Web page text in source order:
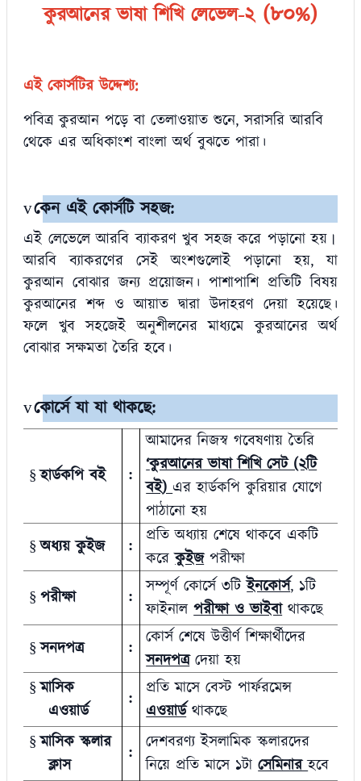
কুরআনের ভাষা শিখি লেভেল-২(৮০%)
এই কোর্সটির উদ্দেশ্য:
পবিত্র কুরআন পড়ে বা তেলাওয়াত শুনে,সরাসরি আরবি
থেকে এর অধিকাংশ বাংলা অর্থ বুঝতে পারা।
vকেন এই কোর্সটি সহজ:
এই লেভেলে আরবি ব্যাকরণ খুব সহজ করে পড়ানো হয় ।
আরবি ব্যাকরণের সেই অংশগুলোই পড়ানো হয়, যা
কুরআন বোঝার জন্য প্রয়োজন। পাশাপাশি প্রতিটি বিষয়
কুরআনের শব্দ ও আয়াত দ্বারা উদাহরণ দেয়া হয়েছে।
ফলে খুব সহজেই অনুশীলনের মাধ্যমে কুরআনের অর্থ
বোঝার সক্ষমতা তৈরি হবে।
vকোর্সে যা যা থাকছে:
§ হার্ডকপি বই :
আমাদের নিজস্ব গবেষণায় তৈরি
‘কুরআনের ভাষা শিখি সেট (২টি
বই) এর হার্ডকপি কুরিয়ার যোগে
পাঠানো হয়
§ অধ্যয় কুইজ :
প্রতি অধ্যায় শেষে থাকবে একটি
করেকুইজপরীক্ষা
§ পরীক্ষা : সম্পূর্ণ কোর্সে ৩টিইনকোর্স, ১টি
ফাইনালপরীক্ষা ও ভাইবাথাকছে
§ সনদপত্র :
কোর্স শেষে উত্তীর্ণ শিক্ষার্থীদের
সনদপত্রদেয়া হয়
§ মাসিক
এওয়ার্ড
:
প্রতি মাসে বেস্ট পার্ফরমেন্স
এওয়ার্ডথাকছে
§ মাসিক স্কলার
ক্লাস
:
দেশবরণ্য ইসলামিক স্কলারদের
নিয়ে প্রতি মাসে ১টাসেমিনারহবে